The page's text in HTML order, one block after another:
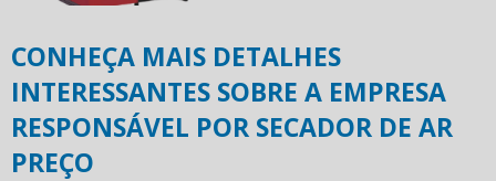
CONHEÇA MAIS DETALHES
INTERESSANTES SOBRE A EMPRESA
RESPONSÁVEL POR SECADOR DE AR
PREÇO